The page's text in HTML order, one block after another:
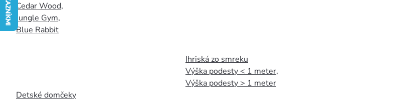
Cedar Wood,
Jungle Gym,
Blue Rabbit
Detské domčeky
Ihriská zo smreku
Výška podesty < 1 meter,
Výška podesty > 1 meter